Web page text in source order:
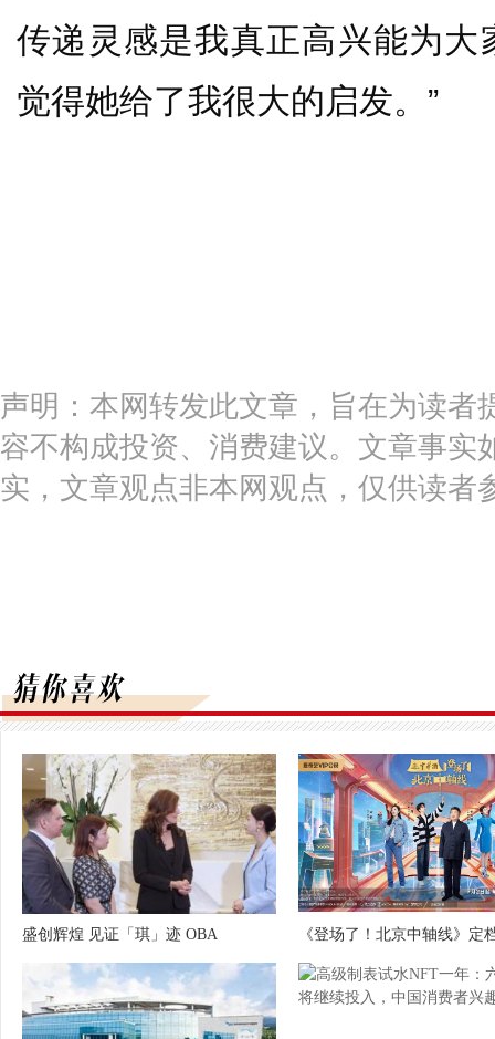
传递灵感是我真正高兴能为
觉得她给了我很大的启发。”
声明：本网转发此文章，旨在为读者
容不构成投资、消费建议。文章事实
实，文章观点非本网观点，仅供读者
盛创辉煌 见证「琪」迹 OBA 《登场了！北京中轴线》定